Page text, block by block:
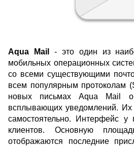
Aqua Mail
- это один из
мобильных операционных
со всеми существующими
всем популярным протоколам
новых письмах Aqua Mail
всплывающих уведомлений. Их
самостоятельно. Интерфейс
клиентов. Основную
отображаются последние